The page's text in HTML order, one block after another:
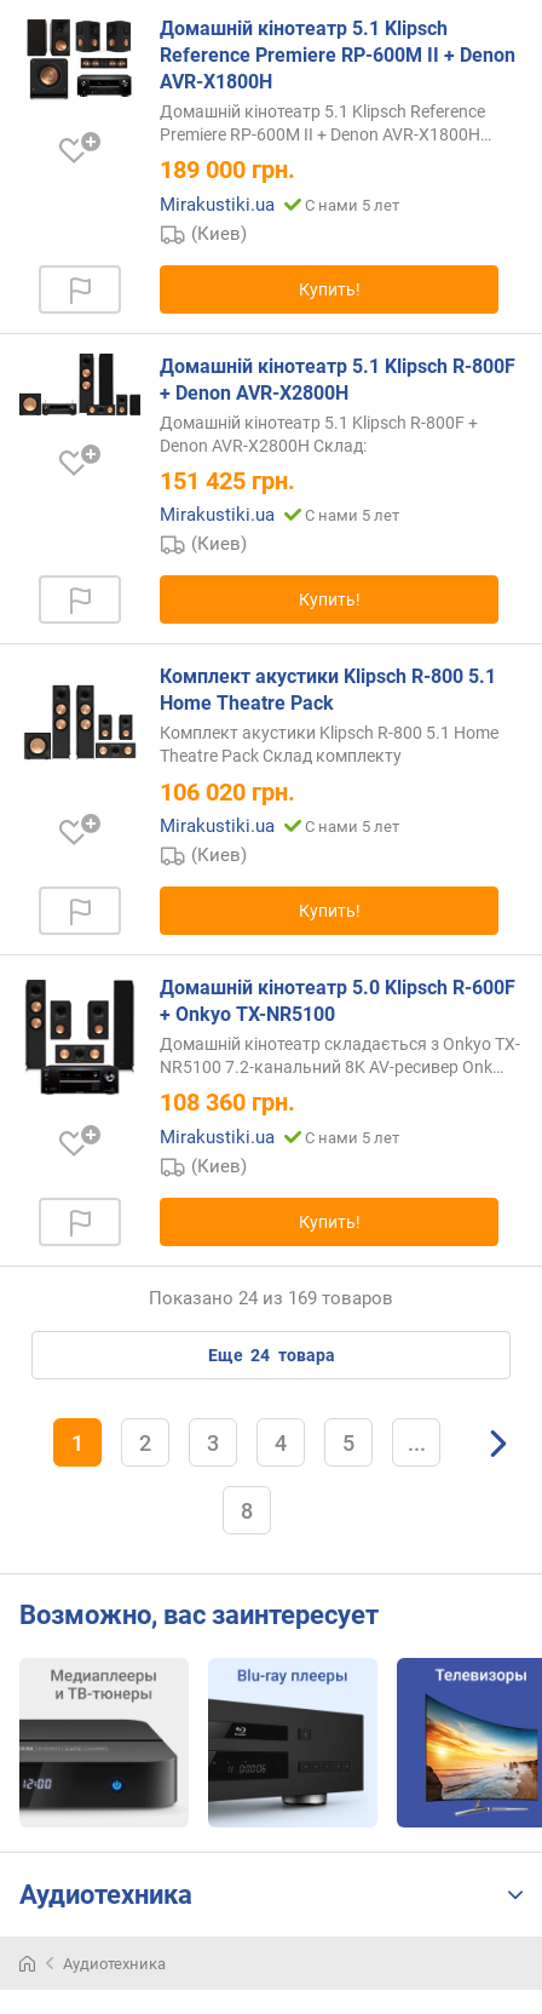
о
с
т
(
д
к
л
и
с
в
л
о
Домашній кінотеатр 5.1 Klipsch
Reference Premiere RP-600M II + Denon
AVR-X1800H
Домашній кінотеатр 5.1 Klipsch Reference
Premiere RP-600M II + Denon AVR-X1800H…
189 000 грн.
Mirakustiki.ua С нами 5 лет
(Киев)
Купить!
Домашній кінотеатр 5.1 Klipsch R-800F
+ Denon AVR-X2800H
Домашній кінотеатр 5.1 Klipsch R-800F +
Denon AVR-X2800H Склад:
151 425 грн.
Mirakustiki.ua С нами 5 лет
(Киев)
Купить!
Комплект акустики Klipsch R-800 5.1
Home Theatre Pack
Комплект акустики Klipsch R-800 5.1 Home
Theatre Pack Склад комплекту
106 020 грн.
Mirakustiki.ua С нами 5 лет
(Киев)
Купить!
Домашній кінотеатр 5.0 Klipsch R-600F
+ Onkyo TX-NR5100
Домашній кінотеатр складається з Onkyo TX-
NR5100 7.2-канальний 8K AV-ресивер Onk…
108 360 грн.
Mirakustiki.ua С нами 5 лет
(Киев)
Купить!
Показано 24 из 169 товаров
еще 24 товара
1 2 3 4 5 ...
8
Возможно, вас заинтересует
Аудиотехника
кинотеатры
Аудиотехника